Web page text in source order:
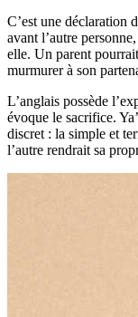
C’est une déclaration
avant l’autre
elle. Un parent
murmurer à son
L’anglais possède
évoque le sacrifice.
discret : la simple et
l’autre rendrait sa